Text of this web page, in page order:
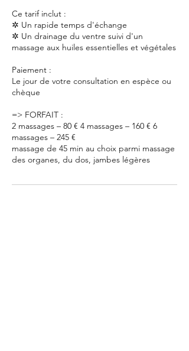
Ce tarif inclut :
✲ Un rapide temps d'échange
✲ Un drainage du ventre suivi d'un
massage aux huiles essentielles et végétales
Paiement :
Le jour de votre consultation en espèce ou
chèque
=> FORFAIT :
2 massages – 80 € 4 massages – 160 € 6
massages – 245 €
massage de 45 min au choix parmi massage
des organes, du dos, jambes légères